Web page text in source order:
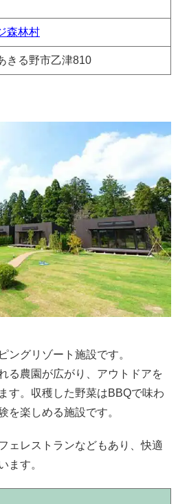
森林村
きる野市乙津810
ングリゾート施設です。
る農園が広がり、アウトドアを
す。収穫した野菜はBBQで味わ
を楽しめる施設です。
ェレストランなどもあり、快適
ます。